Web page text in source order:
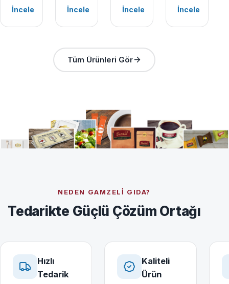
İncele
İncele
İncele İncele
Tüm Ürünleri Gör
NEDEN GAMZELI GIDA?
Tedarikte Güçlü Çözüm Ortağı
Hızlı
Tedarik
Kaliteli
Ürün